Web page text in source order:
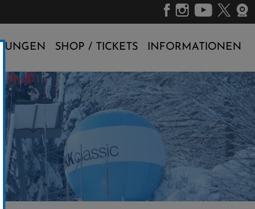
SHOP / TICKETS INFORMATIONEN